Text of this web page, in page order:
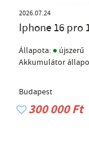
2026.07.24
Iphone 16 pro
Állapota: ● újszerű
Akkumulátor
Budapest
300 000 Ft